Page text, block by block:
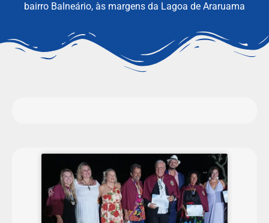
bairro Balneário, às margens da Lagoa de Araruama